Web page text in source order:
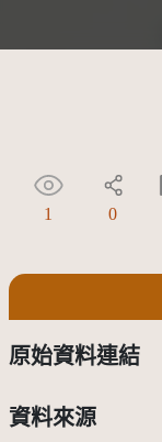
1 0
原始資料連結
資料來源